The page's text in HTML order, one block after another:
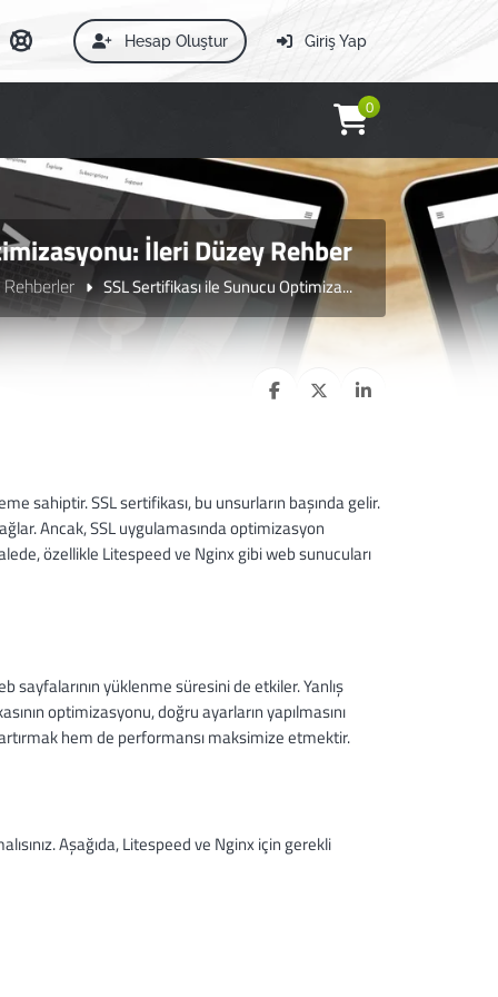
Giriş Yap
Hesap Oluştur
0
İleri Düzey Rehber
Rehberler SSL Sertifikası ile Sunucu Optimiza...
sahiptir. SSL sertifikası, bu unsurların başında gelir.
Ancak, SSL uygulamasında optimizasyon
özellikle Litespeed ve Nginx gibi web sunucuları
sayfalarının yüklenme süresini de etkiler. Yanlış
optimizasyonu, doğru ayarların yapılmasını
hem de performansı maksimize etmektir.
Aşağıda, Litespeed ve Nginx için gerekli